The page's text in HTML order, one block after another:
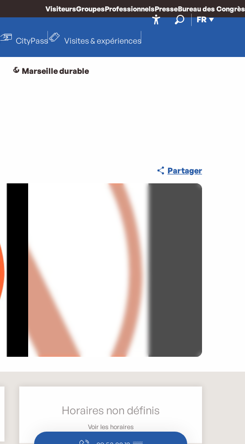
FR
VisiteursGroupesProfessionnelsPresseBureau des Congrès
CityPass Visites & expériences
Marseille durable
Partager
Ouverture et
Horaires non définis
Voir les horaires